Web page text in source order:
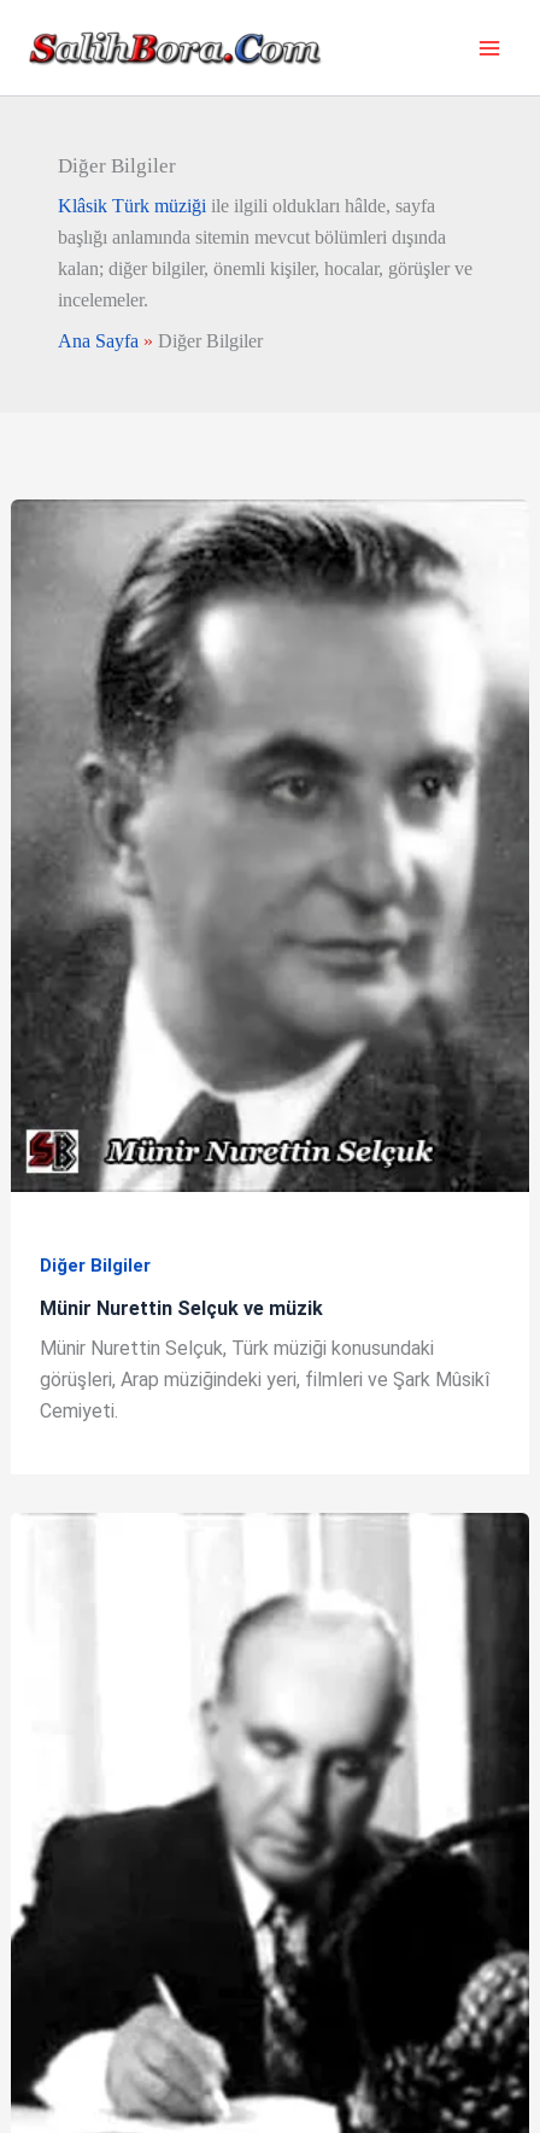
Diğer Bilgiler
Klâsik Türk müziği ile ilgili oldukları hâlde, sayfa
başlığı anlamında sitemin mevcut bölümleri dışında
kalan; diğer bilgiler, önemli kişiler, hocalar, görüşler ve
incelemeler.
Ana Sayfa » Diğer Bilgiler
Diğer Bilgiler
Münir Nurettin Selçuk ve müzik
Münir Nurettin Selçuk, Türk müziği konusundaki
görüşleri, Arap müziğindeki yeri, filmleri ve Şark Mûsikî
Cemiyeti.